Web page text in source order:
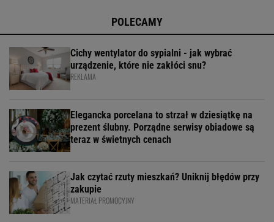
POLECAMY
Cichy wentylator do sypialni - jak wybrać
urządzenie, które nie zakłóci snu?
REKLAMA
Elegancka porcelana to strzał w dziesiątkę na
prezent ślubny. Porządne serwisy obiadowe są
teraz w świetnych cenach
Jak czytać rzuty mieszkań? Uniknij błędów przy
zakupie
MATERIAŁ PROMOCYJNY